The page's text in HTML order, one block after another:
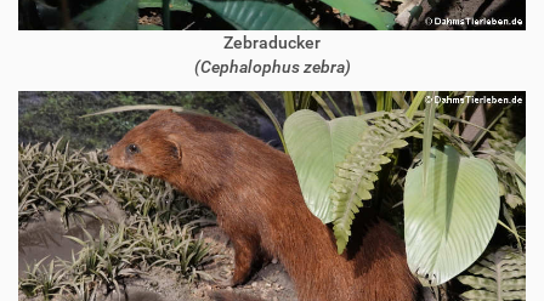
Zebraducker
(Cephalophus zebra)